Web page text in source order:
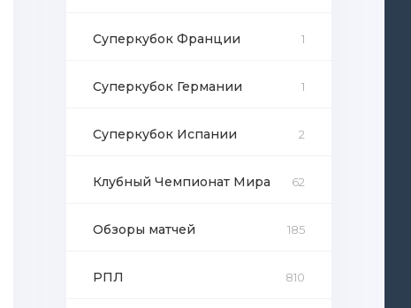
Суперкубок Франции 1
Суперкубок Германии 1
Суперкубок Испании 2
Клубный Чемпионат Мира 62
Обзоры матчей 185
РПЛ 810